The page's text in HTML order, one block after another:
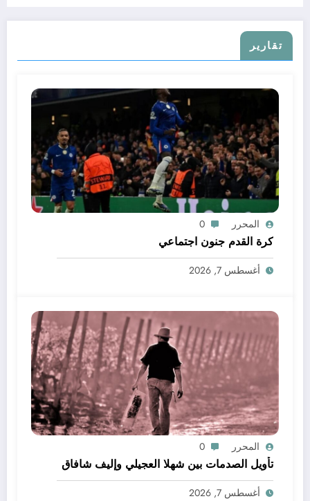
تقارير
المحرر 0
كرة القدم جنون اجتماعي
أغسطس 7, 2026
المحرر 0
تأويل الصدمات بين شهلا العجيلي وإليف شافاق
أغسطس 7, 2026